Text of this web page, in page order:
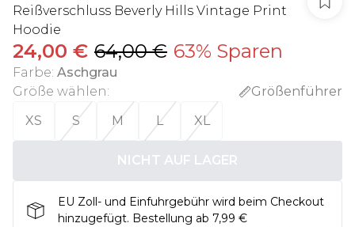
Reißverschluss Beverly Hills Vintage Print
Hoodie
24,00 € 64,00 € 63% Sparen
Farbe: Aschgrau
Größe wählen:
Größenführer
XS
S M L XL
NICHT AUF LAGER
EU Zoll- und Einfuhrgebühr wird beim Checkout
hinzugefügt. Bestellung ab 7,99 €